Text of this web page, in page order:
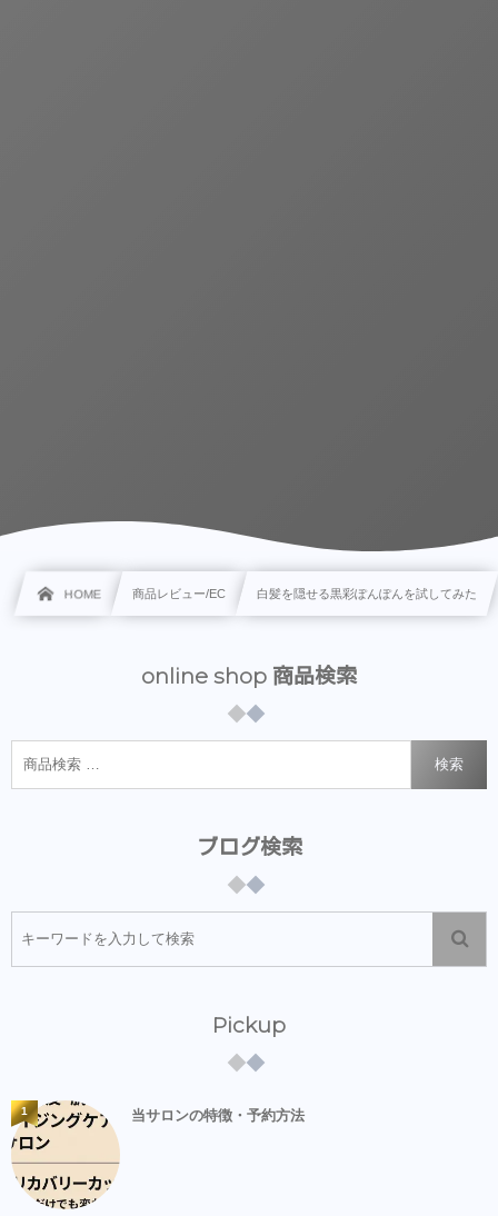
HOME 商品レビュー/EC 白髪を隠せる黒彩ぽんぽんを試してみた
online shop 商品検索
検索
ブログ検索
Pickup
当サロンの特徴・予約方法
1